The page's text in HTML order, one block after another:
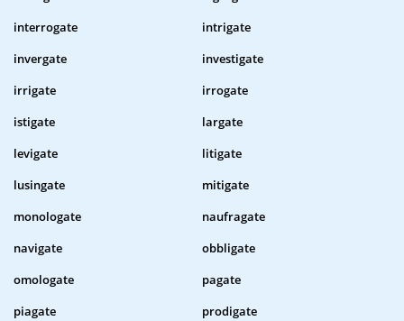
interrogate
intrigate
invergate
investigate
irrigate
irrogate
istigate
largate
levigate
litigate
lusingate
mitigate
monologate
naufragate
navigate
obbligate
omologate
pagate
piagate
prodigate